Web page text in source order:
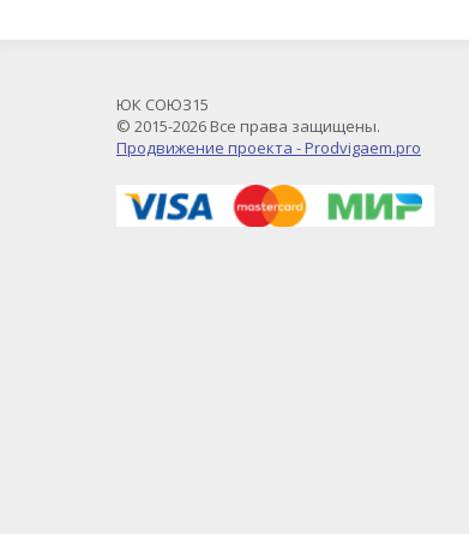
ЮК СОЮЗ15
© 2015-2026 Все права защищены.
Продвижение проекта - Prodvigaem.pro